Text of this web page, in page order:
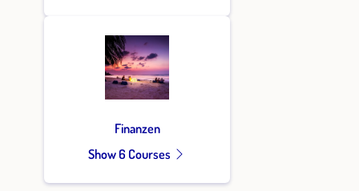
Finanzen
Show 6 Courses